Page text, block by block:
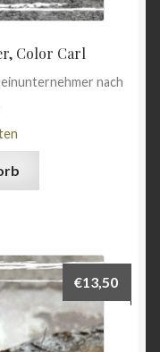
Color Carl
nach
€13,50